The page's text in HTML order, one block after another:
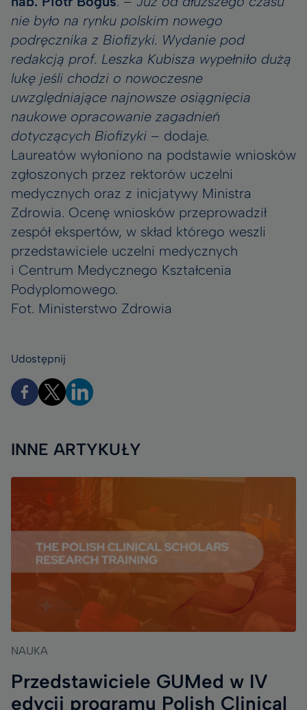
nie było na rynku polskim nowego
podręcznika z Biofizyki. Wydanie pod
redakcją prof. Leszka Kubisza wypełniło dużą
lukę jeśli chodzi o nowoczesne
uwzględniające najnowsze osiągnięcia
naukowe opracowanie zagadnień
dotyczących Biofizyki – dodaje.
Laureatów wyłoniono na podstawie wniosków
zgłoszonych przez rektorów uczelni
medycznych oraz z inicjatywy Ministra
Zdrowia. Ocenę wniosków przeprowadził
zespół ekspertów, w skład którego weszli
przedstawiciele uczelni medycznych
i Centrum Medycznego Kształcenia
Podyplomowego.
Fot. Ministerstwo Zdrowia
Udostępnij
INNE ARTYKUŁY
NAUKA
Przedstawiciele GUMed w IV
edycji programu Polish Clinical